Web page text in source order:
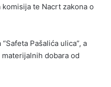
te Nacrt zakona o
Pašalića ulica”, a
dobara od